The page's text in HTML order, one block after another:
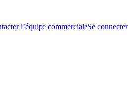
l’équipe commercialeSe connecter